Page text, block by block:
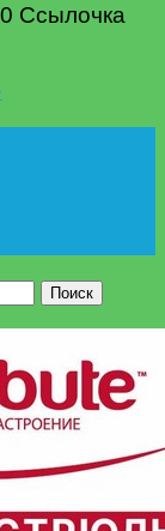
Ссылочка
Поиск